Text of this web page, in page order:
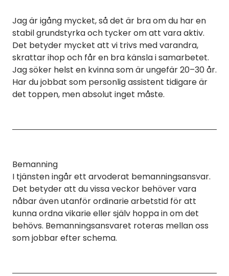
Jag är igång mycket, så det är bra om du har en
stabil grundstyrka och tycker om att vara aktiv.
Det betyder mycket att vi trivs med varandra,
skrattar ihop och får en bra känsla i samarbetet.
Jag söker helst en kvinna som är ungefär 20–30 år.
Har du jobbat som personlig assistent tidigare är
det toppen, men absolut inget måste.
Bemanning
I tjänsten ingår ett arvoderat bemanningsansvar.
Det betyder att du vissa veckor behöver vara
nåbar även utanför ordinarie arbetstid för att
kunna ordna vikarie eller själv hoppa in om det
behövs. Bemanningsansvaret roteras mellan oss
som jobbar efter schema.